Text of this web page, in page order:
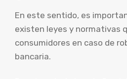
En este sentido, es
existen leyes y normativas
consumidores en caso de
bancaria.